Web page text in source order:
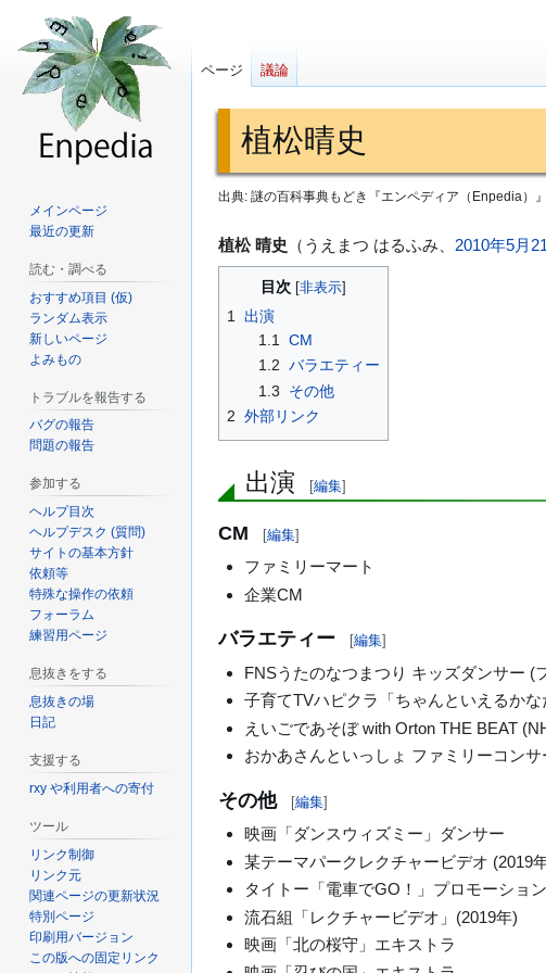
植松晴史
出典: 謎の百科事典もどき『エンペディア（Enpedia）』
ナ
ビ
ー
に
検
索
移
植松 晴史 （うえまつ はるふみ、 2010年5月
目次
1
出演
1.1
CM
1.2 バラエティー
1.3
その他
2 外部リンク
出演 [編集]
CM [編集]
ファミリーマート
企業CM
バラエティー [編集]
FNSうたのなつまつり キッズダンサー (
子育てTVハピクラ「ちゃんといえるか
えいごであそぼ with Orton THE BEAT
おかあさんといっしょ ファミリーコン
その他 [編集]
映画「ダンスウィズミー」ダンサー
某テーマパークレクチャービデオ (2019
タイトー「電車でGO！」プロモーショ
流石組「レクチャービデオ」(2019年)
映画「北の桜守」エキストラ
ページ 議論
メインページ
最近の更新
読む・調べる
おすすめ項目 (仮)
ランダム表示
新しいページ
よみもの
トラブルを報告する
バグの報告
問題の報告
参加する
ヘルプ目次
ヘルプデスク (質問)
サイトの基本方針
依頼等
特殊な操作の依頼
フォーラム
練習用ページ
息抜きをする
息抜きの場
日記
支援する
rxy や利用者への寄付
ツール
リンク制御
リンク元
関連ページの更新状況
特別ページ
印刷用バージョン
この版への固定リンク